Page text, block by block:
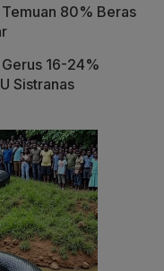
80% Beras
16-24%
Sistranas